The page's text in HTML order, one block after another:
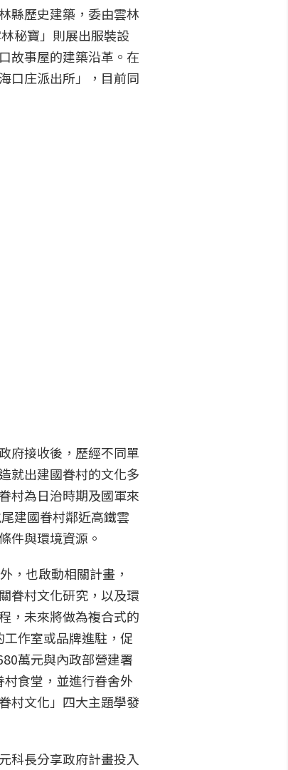
縣歷史建築，委由雲林
秘寶」則展出服裝設
故事屋的建築沿革。在
口庄派出所」，目前同
府接收後，歷經不同單
就出建國眷村的文化多
村為日治時期及國軍來
建國眷村鄰近高鐵雲
件與環境資源。
，也啟動相關計畫，
眷村文化研究，以及環
，未來將做為複合式的
作室或品牌進駐，促
萬元與內政部營建署
村食堂，並進行眷舍外
村文化」四大主題學發
科長分享政府計畫投入